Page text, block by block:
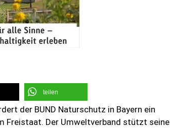
teilen
der BUND Naturschutz in Bayern ein
Freistaat. Der Umweltverband stützt seine